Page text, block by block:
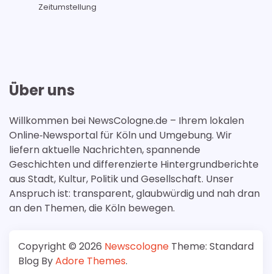
Zeitumstellung
Über uns
Willkommen bei NewsCologne.de – Ihrem lokalen
Online‑Newsportal für Köln und Umgebung. Wir
liefern aktuelle Nachrichten, spannende
Geschichten und differenzierte Hintergrundberichte
aus Stadt, Kultur, Politik und Gesellschaft. Unser
Anspruch ist: transparent, glaubwürdig und nah dran
an den Themen, die Köln bewegen.
Copyright © 2026 Newscologne Theme: Standard
Blog ByAdore Themes.